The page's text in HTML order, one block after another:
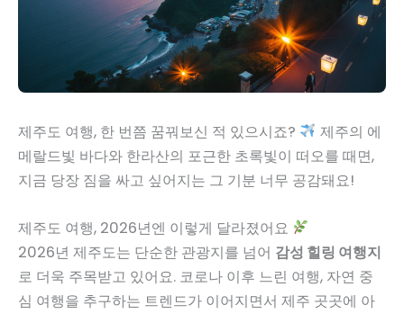
제주도 여행, 한 번쯤 꿈꿔보신 적 있으시죠?
제주의 에
메랄드빛 바다와 한라산의 포근한 초록빛이 떠오를 때면,
지금 당장 짐을 싸고 싶어지는 그 기분 너무 공감돼요!
제주도 여행, 2026년엔 이렇게 달라졌어요
2026년 제주도는 단순한 관광지를 넘어 감성 힐링 여행지
로 더욱 주목받고 있어요. 코로나 이후 느린 여행, 자연 중
심 여행을 추구하는 트렌드가 이어지면서 제주 곳곳에 아